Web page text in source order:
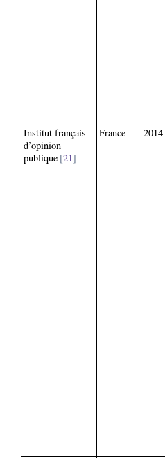
Institut français
d’opinion
publique 21
France 2014